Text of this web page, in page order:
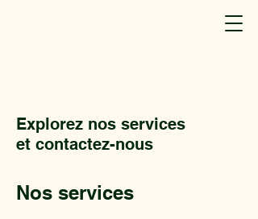
Explorez nos services
et contactez-nous
Nos services